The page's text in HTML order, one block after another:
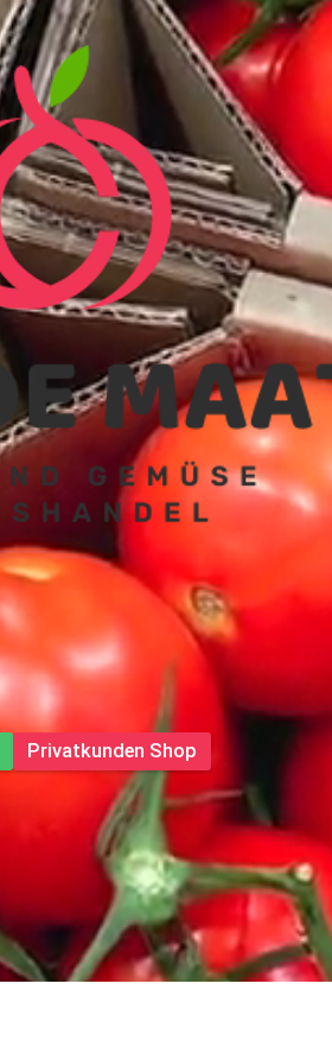
Privatkunden Shop